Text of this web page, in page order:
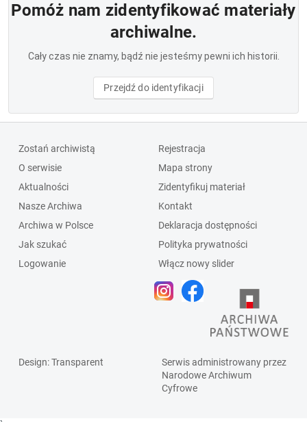
Pomóż nam zidentyfikować materiały
archiwalne.
Cały czas nie znamy, bądź nie jesteśmy pewni ich historii.
Przejdź do identyfikacji
Zostań archiwistą
O serwisie
Aktualności
Nasze Archiwa
Archiwa w Polsce
Jak szukać
Logowanie
Rejestracja
Mapa strony
Zidentyfikuj materiał
Kontakt
Deklaracja dostępności
Polityka prywatności
Włącz nowy slider
Design: Transparent
Serwis administrowany przez
Narodowe Archiwum
Cyfrowe
`